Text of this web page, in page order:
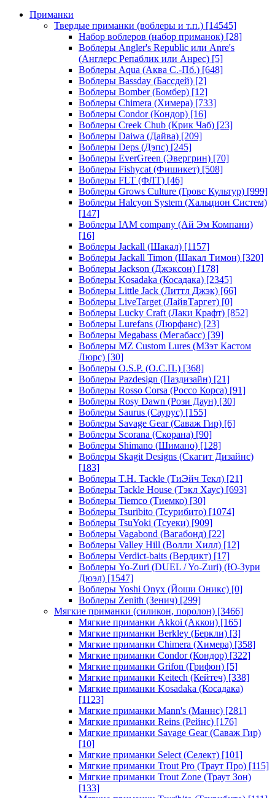
Приманки
Твердые приманки (воблеры и т.п.) [14545]
Набор воблеров (набор приманок) [28]
Воблеры Angler's Republic или Anre's
(Англерс Репаблик или Анрес) [5]
Воблеры Aqua (Аква С.-Пб.) [648]
Воблеры Bassday (Бассдей) [2]
Воблеры Bomber (Бомбер) [12]
Воблеры Chimera (Химера) [733]
Воблеры Condor (Кондор) [16]
Воблеры Creek Chub (Крик Чаб) [23]
Воблеры Daiwa (Дайва) [209]
Воблеры Deps (Дэпс) [245]
Воблеры EverGreen (Эвергрин) [70]
Воблеры Fishycat (Фишикет) [508]
Воблеры FLT (ФЛТ) [46]
Воблеры Grows Culture (Гровс Культур) [999]
Воблеры Halcyon System (Хальцион Систем)
[147]
Воблеры IAM company (Ай Эм Компани)
[16]
Воблеры Jackall (Шакал) [1157]
Воблеры Jackall Timon (Шакал Тимон) [320]
Воблеры Jackson (Джэксон) [178]
Воблеры Kosadaka (Косадака) [2345]
Воблеры Little Jack (Литтл Джэк) [66]
Воблеры LiveTarget (ЛайвТаргет) [0]
Воблеры Lucky Craft (Лаки Крафт) [852]
Воблеры Lurefans (Люрфанс) [23]
Воблеры Megabass (Мегабасс) [39]
Воблеры MZ Custom Lures (МЗэт Кастом
Люрс) [30]
Воблеры O.S.P. (О.С.П.) [368]
Воблеры Pazdesign (Паздизайн) [21]
Воблеры Rosso Corsa (Россо Корса) [91]
Воблеры Rosy Dawn (Рози Даун) [30]
Воблеры Saurus (Саурус) [155]
Воблеры Savage Gear (Саваж Гир) [6]
Воблеры Scorana (Скорана) [90]
Воблеры Shimano (Шимано) [128]
Воблеры Skagit Designs (Скагит Дизайнс)
[183]
Воблеры T.H. Tackle (ТиЭйч Текл) [21]
Воблеры Tackle House (Тэкл Хаус) [693]
Воблеры Tiemco (Тиемко) [30]
Воблеры Tsuribito (Тсурибито) [1074]
Воблеры TsuYoki (Тсуеки) [909]
Воблеры Vagabond (Вагабонд) [22]
Воблеры Valley Hill (Волли Хилл) [12]
Воблеры Verdict-baits (Вердикт) [17]
Воблеры Yo-Zuri (DUEL / Yo-Zuri) (Ю-Зури
Дюэл) [1547]
Воблеры Yoshi Onyx (Йоши Оникс) [0]
Воблеры Zenith (Зенич) [299]
Мягкие приманки (силикон, поролон) [3466]
Мягкие приманки Akkoi (Аккои) [165]
Мягкие приманки Berkley (Беркли) [3]
Мягкие приманки Chimera (Химера) [358]
Мягкие приманки Condor (Кондор) [322]
Мягкие приманки Grifon (Грифон) [5]
Мягкие приманки Keitech (Кейтеч) [338]
Мягкие приманки Kosadaka (Косадака)
[1123]
Мягкие приманки Mann's (Маннс) [281]
Мягкие приманки Reins (Рейнс) [176]
Мягкие приманки Savage Gear (Саваж Гир)
[10]
Мягкие приманки Select (Селект) [101]
Мягкие приманки Trout Pro (Траут Про) [115]
Мягкие приманки Trout Zone (Траут Зон)
[133]